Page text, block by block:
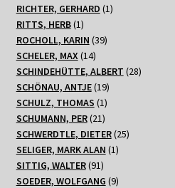
RICHTER, GERHARD 11
RITTS, HERB 11
Produkt
ROCHOLL, KARIN 3939
SCHELER, MAX 1414
Produkte
SCHINDEHÜTTE, ALBERT 2828
SCHÖNAU, ANTJE 1919
Produkte
SCHULZ, THOMAS 11
Produkt
SCHUMANN, PER 2121
Produkte
SCHWERDTLE, DIETER 2525
SELIGER, MARK ALAN 11
SITTIG, WALTER 9191
Produkte
SOEDER, WOLFGANG 99